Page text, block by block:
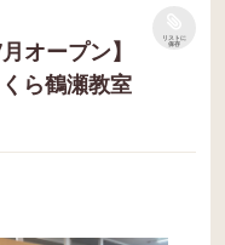
オープン】
ら鶴瀬教室
リストに
保存